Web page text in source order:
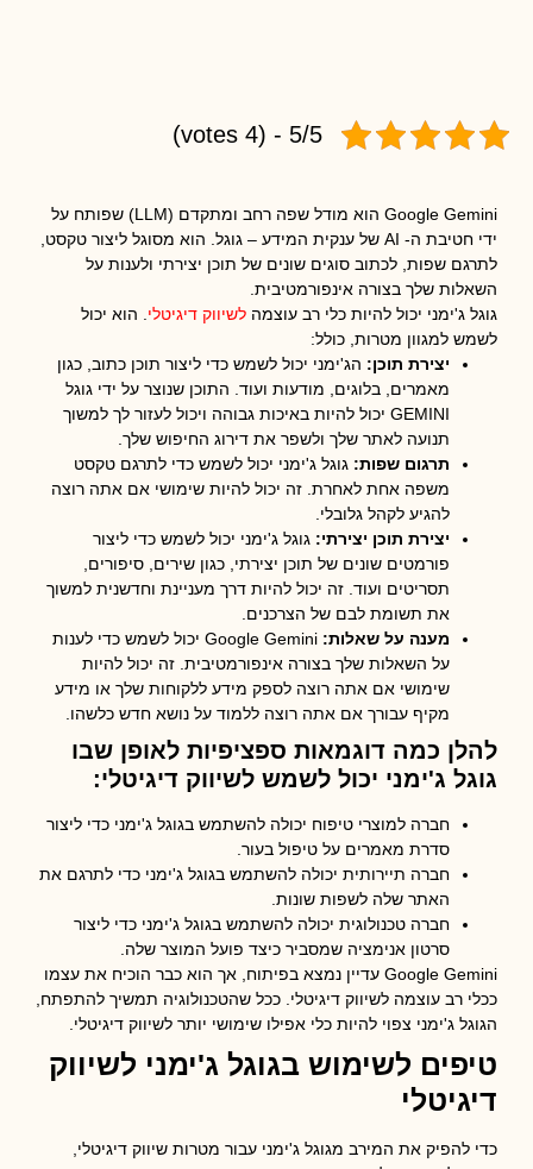
5/5 - (4 votes)
Google Gemini הוא מודל שפה רחב ומתקדם (LLM) שפותח על
ידי חטיבת ה- AI של ענקית המידע – גוגל. הוא מסוגל ליצור טקסט,
שפות, לכתוב סוגים שונים של תוכן יצירתי ולענות על
שלך בצורה אינפורמטיבית.
ג'ימני יכול להיות כלי רב עוצמהלשיווק דיגיטלי. הוא יכול
למגוון מטרות, כולל:
יצירת תוכן:הג'ימני יכול לשמש כדי ליצור תוכן כתוב, כגון
מאמרים, בלוגים, מודעות ועוד. התוכן שנוצר על ידי גוגל
GEMINI יכול להיות באיכות גבוהה ויכול לעזור לך למשוך
תנועה לאתר שלך ולשפר את דירוג החיפוש שלך.
תרגום שפות:גוגל ג'ימני יכול לשמש כדי לתרגם טקסט
משפה אחת לאחרת. זה יכול להיות שימושי אם אתה רוצה
להגיע לקהל גלובלי.
יצירת תוכן יצירתי:גוגל ג'ימני יכול לשמש כדי ליצור
פורמטים שונים של תוכן יצירתי, כגון שירים, סיפורים,
תסריטים ועוד. זה יכול להיות דרך מעניינת וחדשנית למשוך
את תשומת לבם של הצרכנים.
מענה על שאלות:
Google Gemini יכול לשמש כדי לענות
על השאלות שלך בצורה אינפורמטיבית. זה יכול להיות
שימושי אם אתה רוצה לספק מידע ללקוחות שלך או מידע
מקיף עבורך אם אתה רוצה ללמוד על נושא חדש כלשהו.
כמה דוגמאות ספציפיות לאופן שבו
ג'ימני יכול לשמש לשיווק דיגיטלי:
חברה למוצרי טיפוח יכולה להשתמש בגוגל ג'ימני כדי ליצור
סדרת מאמרים על טיפול בעור.
חברה תיירותית יכולה להשתמש בגוגל ג'ימני כדי לתרגם את
האתר שלה לשפות שונות.
חברה טכנולוגית יכולה להשתמש בגוגל ג'ימני כדי ליצור
סרטון אנימציה שמסביר כיצד פועל המוצר שלה.
Google Gemini עדיין נמצא בפיתוח, אך הוא כבר הוכיח את עצמו
רב עוצמה לשיווק דיגיטלי. ככל שהטכנולוגיה תמשיך להתפתח,
ג'ימני צפוי להיות כלי אפילו שימושי יותר לשיווק דיגיטלי.
לשימוש בגוגל ג'ימני לשיווק
את המירב מגוגל ג'ימני עבור מטרות שיווק דיגיטלי,